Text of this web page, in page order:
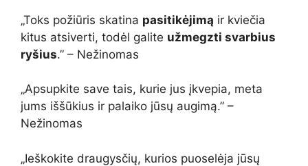
„Toks požiūris skatina pasitikėjimą ir kviečia
kitus atsiverti, todėl galite užmegzti svarbius
ryšius.” – Nežinomas
„Apsupkite save tais, kurie jus įkvepia, meta
jums iššūkius ir palaiko jūsų augimą.” –
Nežinomas
„Ieškokite draugysčių, kurios puoselėja jūsų